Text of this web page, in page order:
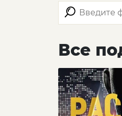
Все